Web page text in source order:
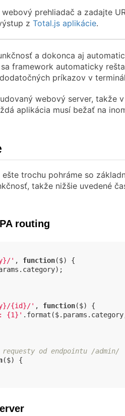
prehliadač a zadajte
z Total.js aplikácie.
a dokonca aj
framework automaticky
príkazov v
webový server, takže
aplikácia musí bežať na
trochu pohráme so
takže nižšie uvedené
routing
' , function($) {
{id}/' , function($) {
{1}'
od endpointu /admin/
($) {